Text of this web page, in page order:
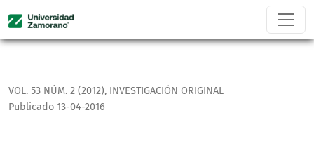
Extensión del Bosque Nublado y su Contribución de la
VOL. 53 NÚM. 2 (2012), INVESTIGACIÓN ORIGINAL
Publicado 13-04-2016